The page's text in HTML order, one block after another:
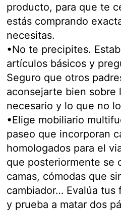
producto, para que te
estás comprando
necesitas.
•No te precipites.
artículos básicos y
Seguro que otros
aconsejarte bien sobre
necesario y lo que no
•Elige mobiliario
paseo que incorporan
homologados para el
que posteriormente se
camas, cómodas que
cambiador… Evalúa tus
y prueba a matar dos